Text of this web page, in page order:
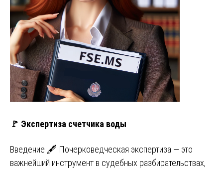
🚩 Экспертиза счетчика воды
Введение 🖋️ Почерковедческая экспертиза — это
важнейший инструмент в судебных разбирательствах,